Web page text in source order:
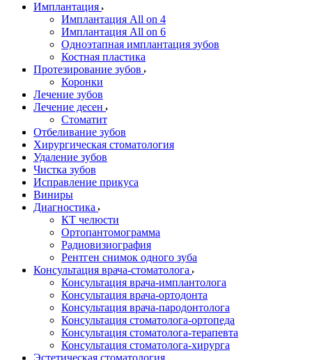
Имплантация
Имплантация All on 4
Имплантация All on 6
Одноэтапная имплантация зубов
Костная пластика
Протезирование зубов
Коронки
Лечение зубов
Лечение десен
Стоматит
Отбеливание зубов
Хирургическая стоматология
Удаление зубов
Чистка зубов
Исправление прикуса
Виниры
Диагностика
КТ челюсти
Ортопантомограмма
Радиовизиография
Рентген снимок одного зуба
Консультация врача-стоматолога
Консультация врача-имплантолога
Консультация врача-ортодонта
Консультация врача-пародонтолога
Консультация стоматолога-ортопеда
Консультация стоматолога-терапевта
Консультация стоматолога-хирурга
Эстетическая стоматология